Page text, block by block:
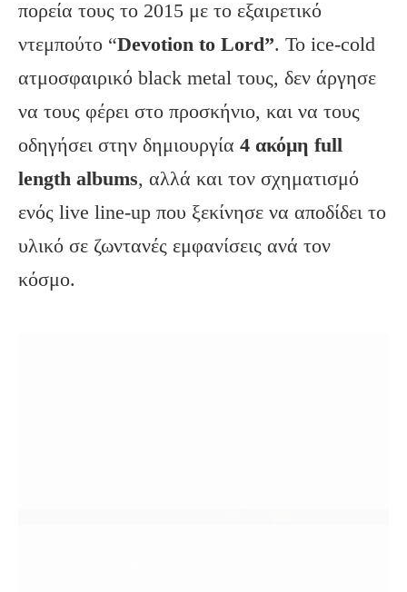
πορεία τους το 2015 με το εξαιρετικό
ντεμπούτο “Devotion to Lord”. Το ice-cold
ατμοσφαιρικό black metal τους, δεν άργησε
να τους φέρει στο προσκήνιο, και να τους
οδηγήσει στην δημιουργία 4 ακόμη full
length albums, αλλά και τον σχηματισμό
ενός live line-up που ξεκίνησε να αποδίδει το
υλικό σε ζωντανές εμφανίσεις ανά τον
κόσμο.